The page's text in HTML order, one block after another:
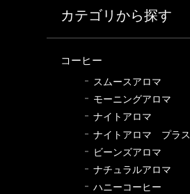
カテゴリから探す
コーヒー
スムースアロマ
モーニングアロマ
ナイトアロマ
ナイトアロマ プラス
ビーンズアロマ
ナチュラルアロマ
ハニーコーヒー